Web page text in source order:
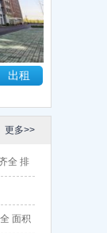
出租
更多>>
全 排
面积